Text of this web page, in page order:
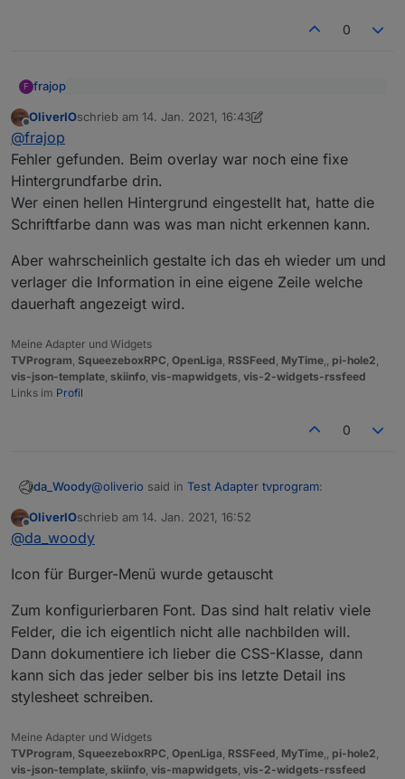
0
F frajop
rechts) die Einblendung vom Datum. Und bei mir in
Offline
OliverIOschrieb am 14. Jan. 2021, 16:43
zuletzt editiert von OliverIO
@frajop
Fehler gefunden. Beim overlay war noch eine fixe
Hintergrundfarbe drin.
Wer einen hellen Hintergrund eingestellt hat, hatte die
Schriftfarbe dann was was man nicht erkennen kann.
Aber wahrscheinlich gestalte ich das eh wieder um und
verlager die Information in eine eigene Zeile welche
dauerhaft angezeigt wird.
Meine Adapter und Widgets
TVProgram SqueezeboxRPC OpenLiga RSSFeed MyTime pi-hole2
vis-json-template skiinfo vis-mapwidgets vis-2-widgets-rssfeed
Links im Profil
0
da_Woody@oliverio said in Test Adapter tvprogram:
ich glaub, die AW kannst du dir selbst geben! ;)
durch die möglichkeit verschiedener schriftarten,
siehts dann oft anders aus wenn das fix ist. mit
Jura-Demi... und fett siehts schon angenehmer aus.
Offline
OliverIOschrieb am 14. Jan. 2021, 16:52
zuletzt editiert von
@da_woody
Icon für Burger-Menü wurde getauscht
Zum konfigurierbaren Font. Das sind halt relativ viele
Felder, die ich eigentlich nicht alle nachbilden will.
Dann dokumentiere ich lieber die CSS-Klasse, dann
kann sich das jeder selber bis ins letzte Detail ins
stylesheet schreiben.
Meine Adapter und Widgets
TVProgram SqueezeboxRPC OpenLiga RSSFeed MyTime pi-hole2
vis-json-template skiinfo vis-mapwidgets vis-2-widgets-rssfeed